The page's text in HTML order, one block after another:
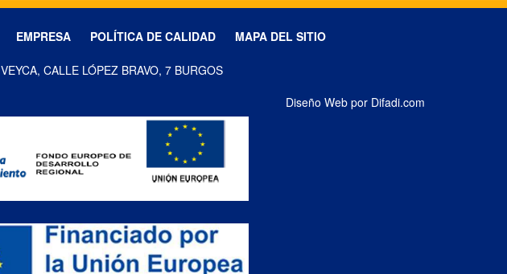
EMPRESA POLÍTICA DE CALIDAD MAPA DEL SITIO
Diseño Web por Difadi.com
VEYCA, CALLE LÓPEZ BRAVO, 7 BURGOS